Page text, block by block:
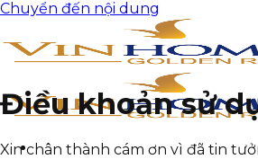
Chuyển đến nội dung
Điều khoản sử
Xin chân thành cám ơn vì đã tin